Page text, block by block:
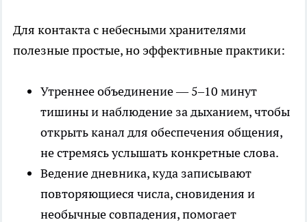
Для контакта с небесными хранителями
полезные простые, но эффективные практики:
Утреннее объединение — 5–10 минут
тишины и наблюдение за дыханием, чтобы
открыть канал для обеспечения общения,
не стремясь услышать конкретные слова.
Ведение дневника, куда записывают
повторяющиеся числа, сновидения и
необычные совпадения, помогает